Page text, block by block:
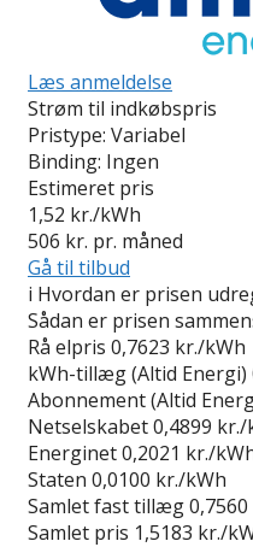
Læs anmeldelse
Strøm til indkøbspris
Pristype: Variabel
Binding: Ingen
Estimeret pris
1,52 kr./kWh
506 kr. pr. måned
Gå til tilbud
i Hvordan er prisen
Sådan er prisen
Rå elpris 0,7623 kr./kWh
kWh-tillæg (Altid Energi)
Abonnement (Altid
Netselskabet0,4899 kr./
Energinet0,2021 kr./
Staten 0,0100 kr./kWh
Samlet fast tillæg
Samlet pris 1,5183 kr./